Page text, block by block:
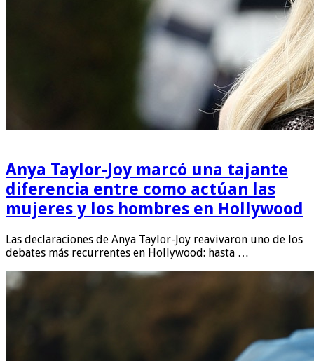
Anya Taylor-Joy marcó una tajante
diferencia entre como actúan las
mujeres y los hombres en Hollywood
Las declaraciones de Anya Taylor-Joy reavivaron uno de los
debates más recurrentes en Hollywood: hasta …